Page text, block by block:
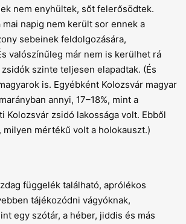
nem enyhültek, sőt felerősödtek.
napig nem került sor ennek a
sebeinek feldolgozására,
valószínűleg már nem is kerülhet rá
szinte teljesen elapadtak. (És
is. Egyébként Kolozsvár magyar
annyi, 17–18%, mint a
Kolozsvár zsidó lakossága volt. Ebből
mértékű volt a holokauszt.)
függelék található, aprólékos
tájékozódni vágyóknak,
egy szótár, a héber, jiddis és más